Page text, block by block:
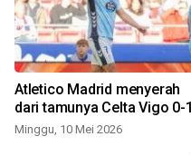
Atletico Madrid menyerah
dari tamunya Celta Vigo 0-1
Minggu, 10 Mei 2026